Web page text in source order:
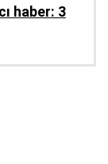
haber: 3